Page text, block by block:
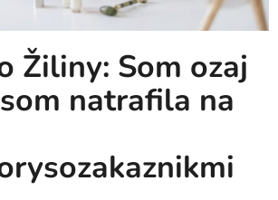
Žiliny: Som ozaj
natrafila na